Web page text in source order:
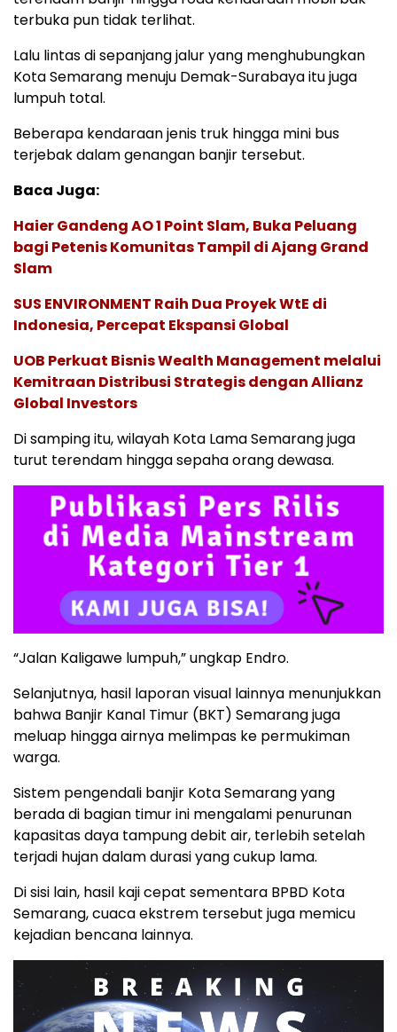
terbuka pun tidak terlihat.
Lalu lintas di sepanjang jalur yang menghubungkan
Kota Semarang menuju Demak-Surabaya itu juga
lumpuh total.
Beberapa kendaraan jenis truk hingga mini bus
terjebak dalam genangan banjir tersebut.
Baca Juga:
Haier Gandeng AO 1 Point Slam, Buka Peluang
bagi Petenis Komunitas Tampil di Ajang Grand
Slam
SUS ENVIRONMENT Raih Dua Proyek WtE di
Indonesia, Percepat Ekspansi Global
UOB Perkuat Bisnis Wealth Management melalui
Kemitraan Distribusi Strategis dengan Allianz
Global Investors
Di samping itu, wilayah Kota Lama Semarang juga
turut terendam hingga sepaha orang dewasa.
“Jalan Kaligawe lumpuh,” ungkap Endro.
Selanjutnya, hasil laporan visual lainnya menunjukkan
bahwa Banjir Kanal Timur (BKT) Semarang juga
meluap hingga airnya melimpas ke permukiman
warga.
Sistem pengendali banjir Kota Semarang yang
berada di bagian timur ini mengalami penurunan
kapasitas daya tampung debit air, terlebih setelah
terjadi hujan dalam durasi yang cukup lama.
Di sisi lain, hasil kaji cepat sementara BPBD Kota
Semarang, cuaca ekstrem tersebut juga memicu
kejadian bencana lainnya.